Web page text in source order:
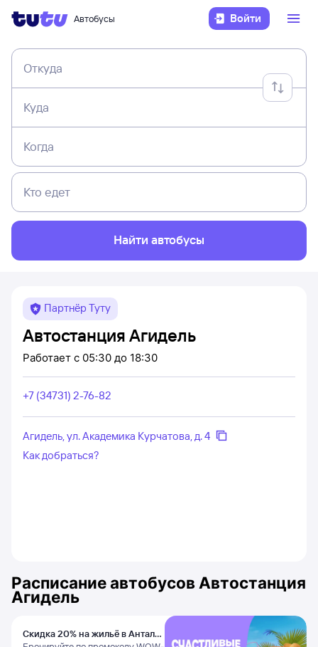
Автобусы Войти
Откуда
Куда
Когда
Кто едет
Найти автобусы
Партнёр Туту
Автостанция Агидель
Работает с 05:30 до 18:30
+7 (34731) 2-76-82
Агидель, ул. Академика Курчатова, д. 4
Как добраться?
Расписание автобусов Автостанция
Агидель
Скидка 20% на жильё в Анталье